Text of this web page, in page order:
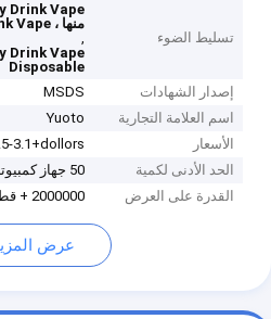
تسليط الضوء
منها ، 650mAh Energy Drink Vape المتاح
,
Drink Vape
Disposable
إصدار الشهادات
MSDS
اسم العلامة التجارية
Yuoto
الأسعار
3.1+dollors
الحد الأدنى لكمية
50 جهاز كمبيوتر شخصى
القدرة على العرض
2000000 + قطعة + 1 شهر
عرض